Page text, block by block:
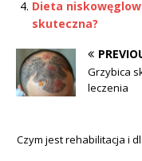
Dieta
skuteczna?
Grzybica
leczenia
Czym jest rehabilitacja i